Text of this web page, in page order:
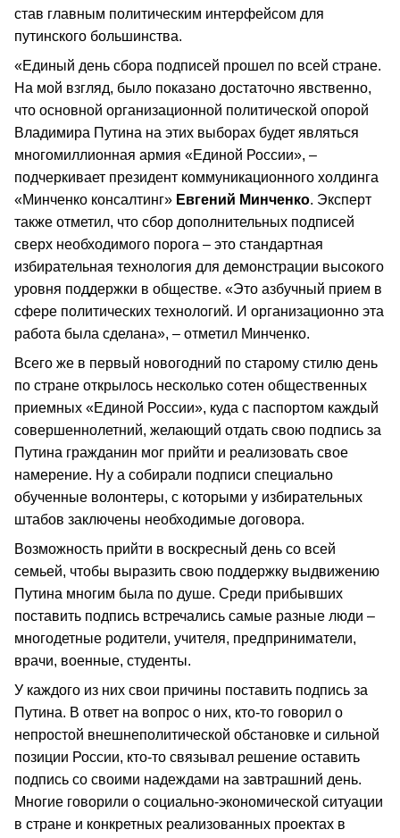
став главным политическим интерфейсом для
путинского большинства.
«Единый день сбора подписей прошел по всей стране.
На мой взгляд, было показано достаточно явственно,
что основной организационной политической опорой
Владимира Путина на этих выборах будет являться
многомиллионная армия «Единой России», –
подчеркивает президент коммуникационного холдинга
«Минченко консалтинг» Евгений Минченко. Эксперт
также отметил, что сбор дополнительных подписей
сверх необходимого порога – это стандартная
избирательная технология для демонстрации высокого
уровня поддержки в обществе. «Это азбучный прием в
сфере политических технологий. И организационно эта
работа была сделана», – отметил Минченко.
Всего же в первый новогодний по старому стилю день
по стране открылось несколько сотен общественных
приемных «Единой России», куда с паспортом каждый
совершеннолетний, желающий отдать свою подпись за
Путина гражданин мог прийти и реализовать свое
намерение. Ну а собирали подписи специально
обученные волонтеры, с которыми у избирательных
штабов заключены необходимые договора.
Возможность прийти в воскресный день со всей
семьей, чтобы выразить свою поддержку выдвижению
Путина многим была по душе. Среди прибывших
поставить подпись встречались самые разные люди –
многодетные родители, учителя, предприниматели,
врачи, военные, студенты.
У каждого из них свои причины поставить подпись за
Путина. В ответ на вопрос о них, кто-то говорил о
непростой внешнеполитической обстановке и сильной
позиции России, кто-то связывал решение оставить
подпись со своими надеждами на завтрашний день.
Многие говорили о социально-экономической ситуации
в стране и конкретных реализованных проектах в